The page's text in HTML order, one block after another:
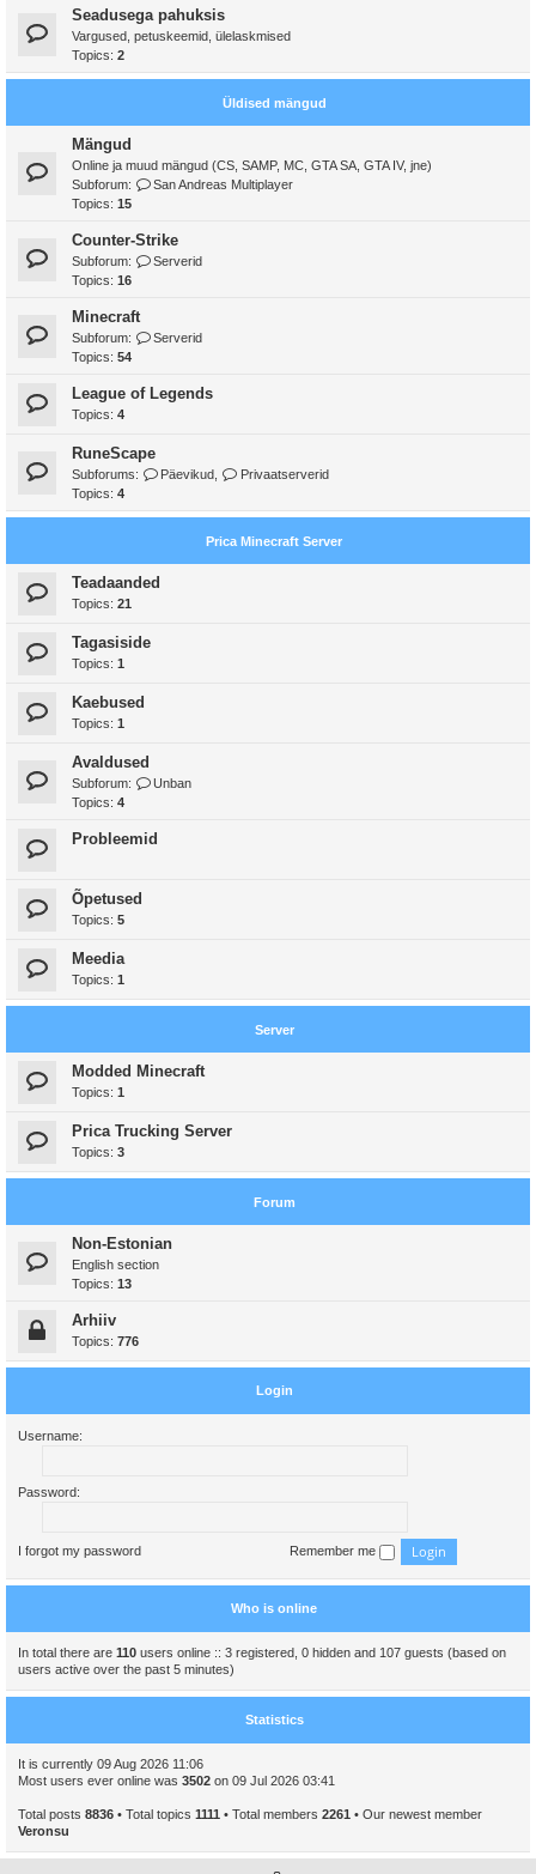
Seadusega pahuksis
Vargused, petuskeemid, ülelaskmised
Topics: 2
Üldised mängud
Mängud
Online ja muud mängud (CS, SAMP, MC, GTA SA, GTA IV, jne)
Subforum:
San Andreas Multiplayer
Topics: 15
Counter-Strike
Subforum:
Serverid
Topics: 16
Minecraft
Subforum:
Serverid
Topics: 54
League of Legends
Topics: 4
RuneScape
Subforums: Päevikud
Privaatserverid
Topics: 4
Prica Minecraft Server
Teadaanded
Topics: 21
Tagasiside
Topics: 1
Kaebused
Topics: 1
Avaldused
Subforum:
Unban
Topics: 4
Probleemid
Õpetused
Topics: 5
Meedia
Topics: 1
Server
Modded Minecraft
Topics: 1
Prica Trucking Server
Topics: 3
Forum
Non-Estonian
English section
Topics: 13
Arhiiv
Topics: 776
Login
Username:
Password:
I forgot my password Remember me
Who is online
In total there are 110 users online :: 3 registered, 0 hidden and 107 guests (based on
users active over the past 5 minutes)
Statistics
It is currently 09 Aug 2026 11:06
Most users ever online was 3502 on 09 Jul 2026 03:41
Total posts 8836 • Total topics 1111 • Total members 2261 • Our newest member
Veronsu